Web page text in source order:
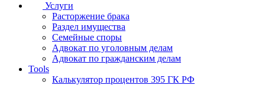
Услуги
Расторжение брака
Раздел имущества
Семейные споры
Адвокат по уголовным делам
Адвокат по гражданским делам
Tools
Калькулятор процентов 395 ГК РФ